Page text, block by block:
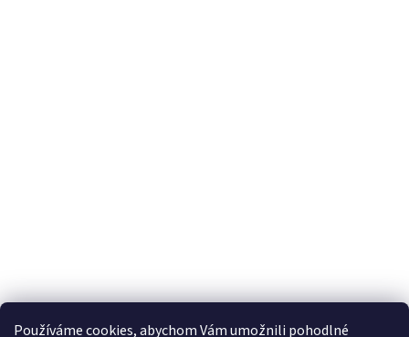
Používáme cookies, abychom Vám umožnili pohodlné